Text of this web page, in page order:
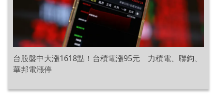
台股盤中大漲1618點！台積電漲95元 力積電、聯鈞、
華邦電漲停